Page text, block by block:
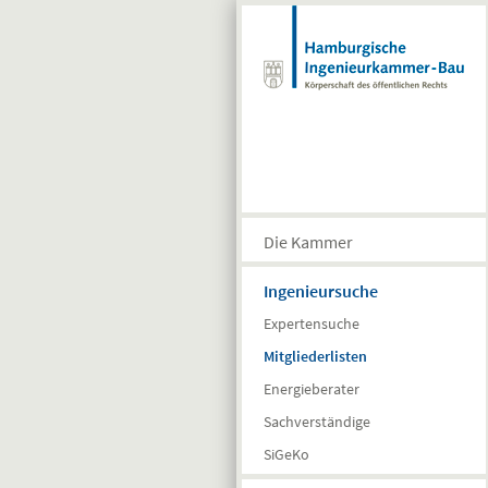
Die Kammer
Ingenieursuche
Expertensuche
Mitgliederlisten
Energieberater
Sachverständige
SiGeKo